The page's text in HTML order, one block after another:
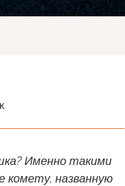
Именно такими
комету, названную